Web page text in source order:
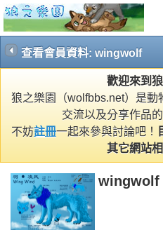
查看會員資料: wingwolf
歡迎來到
狼之樂園（wolfbbs.net）是動
交流以及分享作品
不妨註冊一起來參與討論吧！
其它網站
wingwolf